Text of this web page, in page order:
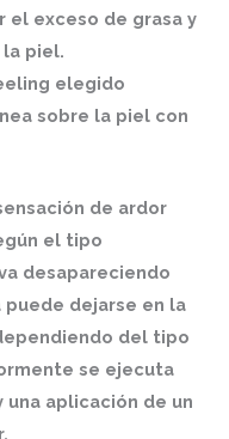
el exceso de grasa y
piel.
elegido
sobre la piel con
de ardor
el tipo
desapareciendo
dejarse en la
del tipo
se ejecuta
aplicación de un